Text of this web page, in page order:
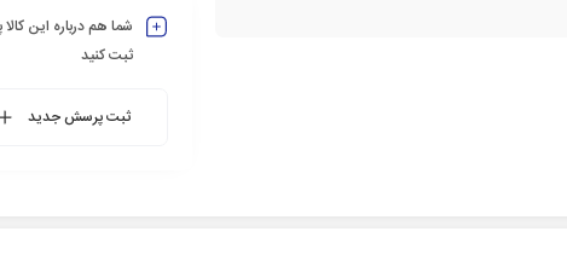
شما هم درباره این
ثبت کنید
ثبت پرسش جدید